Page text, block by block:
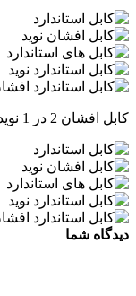
کابل افشان 2 در 1 نوید
دیدگاه شما